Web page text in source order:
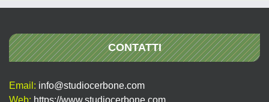
CONTATTI
Email: info@studiocerbone.com
Web: https://www.studiocerbone.com